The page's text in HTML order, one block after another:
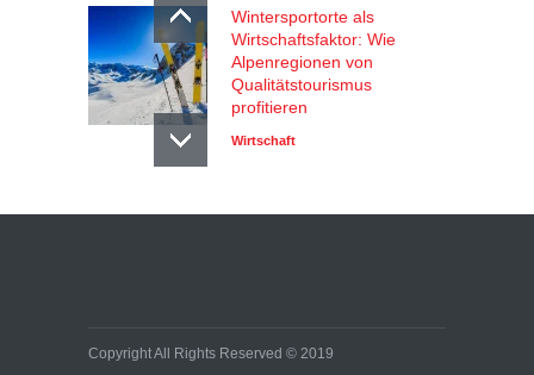
Wintersportorte als
Wirtschaftsfaktor: Wie
Alpenregionen von
Qualitätstourismus
profitieren
Wirtschaft
Copyright All Rights Reserved © 2019